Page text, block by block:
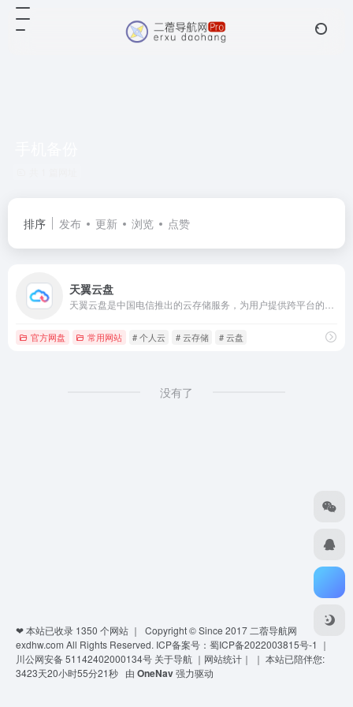
排序 发布 更新 浏览 点赞
天翼云盘
官方网盘 常用网站 # 个人云 # 云存储 # 云盘
没有了
❤ 本站已收录 1350 个网站 ｜ Copyright © Since 2017 二蓿导航网
exdhw.com All Rights Reserved. ICP备案号：蜀ICP备2022003815号-1 ｜
川公网安备 51142402000134号 关于导航 ｜ 网站统计 ｜ ｜ 本站已陪伴您:
3423天20小时55分21秒 由 OneNav强力驱动